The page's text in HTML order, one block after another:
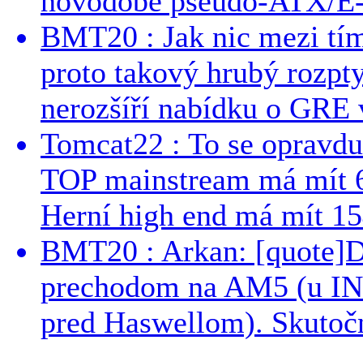
BMT20 : Jak nic mezi
proto takový hrubý
nerozšíří nabídku o GRE
Tomcat22 : To se
TOP mainstream má
Herní high end má mít
BMT20 : Arkan:
prechodom na AM5 (u
pred Haswellom).